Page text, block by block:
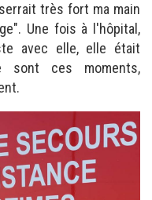
très fort ma main
Une fois à l'hôpital,
avec elle, elle était
sont ces moments,